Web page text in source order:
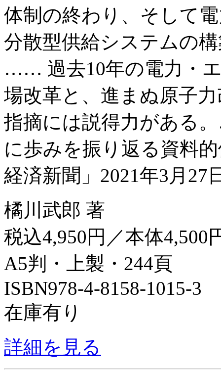
体制の終わり、そして
分散型供給システムの
…… 過去10年の電力・
場改革と、進まぬ原子
指摘には説得力がある
に歩みを振り返る資料
経済新聞」2021年3月27
橘川武郎 著
税込4,950円／本体4,500
A5判・上製・244頁
ISBN978-4-8158-1015-3
在庫有り
詳細を見る